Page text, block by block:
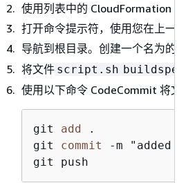
使用列表中的 CloudFormation
打开命令提示符，使用您在上一
导航到根目录。创建一个名为的
将文件 script.sh
使用以下命令 CodeCommit 将文
git add .
git commit -m "added
git push